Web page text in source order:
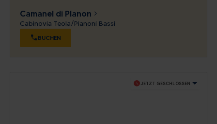
Camanel di Planon
Cabinovia Teola/Pianoni Bassi
BUCHEN
scheduleJETZT GESCHLOSSEN